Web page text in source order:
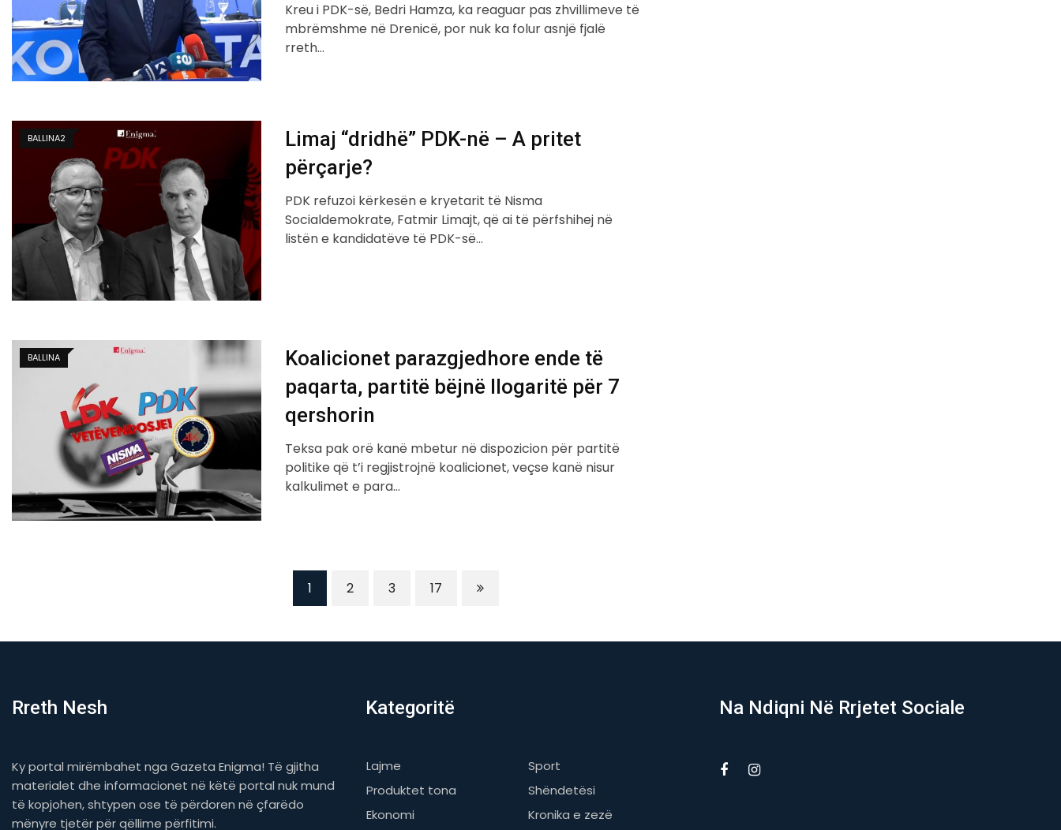
Kreu i PDK-së, Bedri Hamza, ka reaguar pas zhvillimeve të
mbrëmshme në Drenicë, por nuk ka folur asnjë fjalë
rreth…
BALLINA2
Limaj “dridhë” PDK-në – A pritet
përçarje?
PDK refuzoi kërkesën e kryetarit të Nisma
Socialdemokrate, Fatmir Limajt, që ai të përfshihej në
listën e kandidatëve të PDK-së…
BALLINA
Koalicionet parazgjedhore ende të
paqarta, partitë bëjnë llogaritë për 7
qershorin
Teksa pak orë kanë mbetur në dispozicion për partitë
politike që t’i regjistrojnë koalicionet, veçse kanë nisur
kalkulimet e para…
1 2 3 17
Rreth Nesh
Ky portal mirëmbahet nga Gazeta Enigma! Të gjitha
materialet dhe informacionet në këtë portal nuk mund
të kopjohen, shtypen ose të përdoren në çfarëdo
mënyre tjetër për qëllime përfitimi.
Kategoritë
Lajme
Sport
Produktet tona
Shëndetësi
Ekonomi
Kronika e zezë
Na Ndiqni Në Rrjetet Sociale